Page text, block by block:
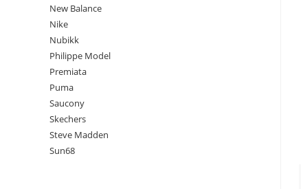
New Balance
Nike
Nubikk
Philippe Model
Premiata
Puma
Saucony
Skechers
Steve Madden
Sun68